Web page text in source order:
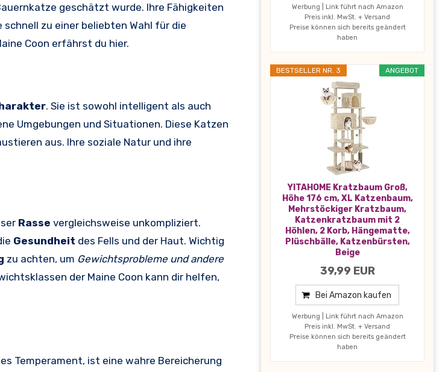
geschätzt wurde. Ihre Fähigkeiten
zu einer beliebten Wahl für die
Coon erfährst du hier.
. Sie ist sowohl intelligent als auch
Umgebungen und Situationen. Diese Katzen
aus. Ihre soziale Natur und ihre
Rasse vergleichsweise unkompliziert.
Gesundheit des Fells und der Haut. Wichtig
zu achten, um Gewichtsprobleme und andere
der Maine Coon kann dir helfen,
Temperament, ist eine wahre Bereicherung
Werbung | Link führt nach Amazon
Preis inkl. MwSt. + Versand
Preise können sich bereits geändert
haben
ANGEBOT
BESTSELLER NR. 3
YITAHOME Kratzbaum Groß,
Höhe 176 cm, XL Katzenbaum,
Mehrstöckiger Kratzbaum,
Katzenkratzbaum mit 2
Höhlen, 2 Korb, Hängematte,
Plüschbälle, Katzenbürsten,
Beige
39,99 EUR
Bei Amazon kaufen
Werbung | Link führt nach Amazon
Preis inkl. MwSt. + Versand
Preise können sich bereits geändert
haben